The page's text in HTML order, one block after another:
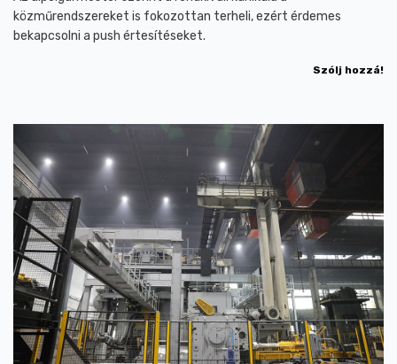
közműrendszereket is fokozottan terheli, ezért érdemes
bekapcsolni a push értesítéseket.
Szólj hozzá!